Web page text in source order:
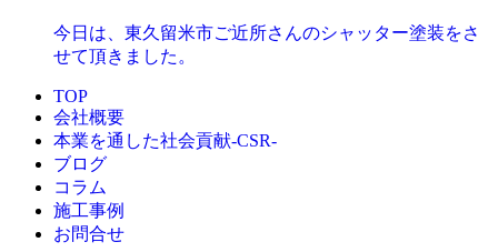
今日は、東久留米市ご近所さんのシャッター塗装をさ
せて頂きました。
TOP
会社概要
本業を通した社会貢献-CSR-
ブログ
コラム
施工事例
お問合せ